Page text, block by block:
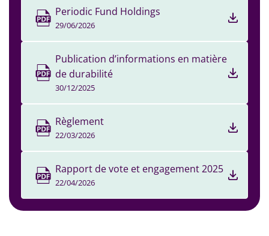
Periodic Fund Holdings
29/06/2026
Publication d’informations en matière
de durabilité
30/12/2025
Règlement
22/03/2026
Rapport de vote et engagement 2025
22/04/2026